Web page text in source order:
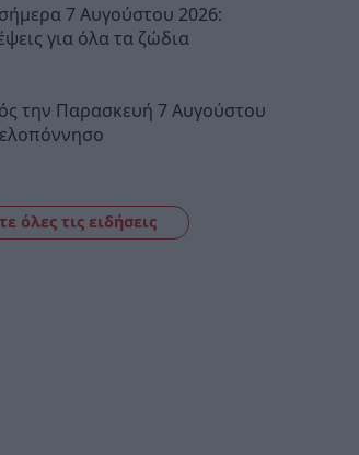
7 Αυγούστου 2026:
για όλα τα ζώδια
την Παρασκευή 7 Αυγούστου
όλες τις ειδήσεις